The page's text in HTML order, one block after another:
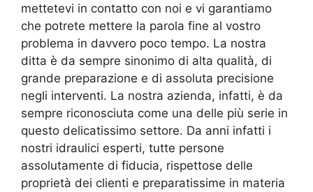
mettetevi in contatto con noi e vi garantiamo
che potrete mettere la parola fine al vostro
problema in davvero poco tempo. La nostra
ditta è da sempre sinonimo di alta qualità, di
grande preparazione e di assoluta precisione
negli interventi. La nostra azienda, infatti, è da
sempre riconosciuta come una delle più serie in
questo delicatissimo settore. Da anni infatti i
nostri idraulici esperti, tutte persone
assolutamente di fiducia, rispettose delle
proprietà dei clienti e preparatissime in materia